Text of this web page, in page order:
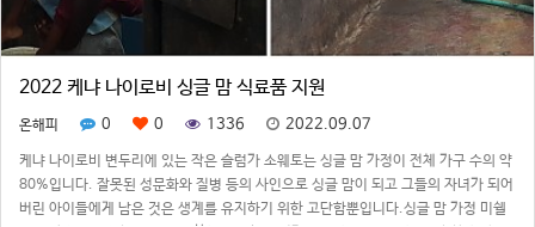
2022 케냐 나이로비 싱글 맘 식료품 지원
온해피 0 0 1336 2022.09.07
케냐 나이로비 변두리에 있는 작은 슬럼가 소웨토는 싱글 맘 가정이 전체 가구 수의 약
80%입니다. 잘못된 성문화와 질병 등의 사인으로 싱글 맘이 되고 그들의 자녀가 되어
버린 아이들에게 남은 것은 생계를 유지하기 위한 고단함뿐입니다.싱글 맘 가정 미쉘